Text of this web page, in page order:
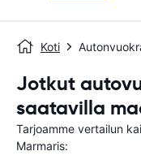
Koti
Jotkut
saatavilla
Tarjoamme vertailun
Marmaris: